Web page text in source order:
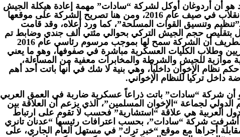
هو أن أردوغان أوكل لشركة “سادات” مهمة إعادة هيكلة الجيش
التركي بعد الانقلاب في صيف عام 2016، ومن هنا تصريح الشركة على موقعها
وتنسيق القوات المسلحة”، كما ورد أعلاه، وقد قامت
بتقليص حجم الجيش التركي بحوالي مئتي ألف جندي وضابط تم
تسريحهم، والطريف أن الشركة سمح لها بموجب مرسوم رئاسي عام 2016
وطلاب الكليات العسكرية مباشرة في صفوفها، وهو ما يعني
موازية للجيش والشرطة والمخابرات معفية من المساءلة،
حكم نظام الإخوان داخلياً، وهي بنية لا شك في أنها باتت أحد أهم
داخل تركيا للنظام الإخواني.
هو أن شركة “سادات” باتت ذراعاً عسكرية ضاربة في العمق العربي
الدولي لجماعة “الإخوان المسلمين”، الذي يزعم أن العلاقة بين
العربية هي علاقة “استشارية” فحسب لا تقوم على ارتباط
أشرفت شركة “سادات”، بحسب اعترافات رئيسها “عدنان تانري
أجراها مع موقع “خبر ترك” في مستهل العام الجاري، على